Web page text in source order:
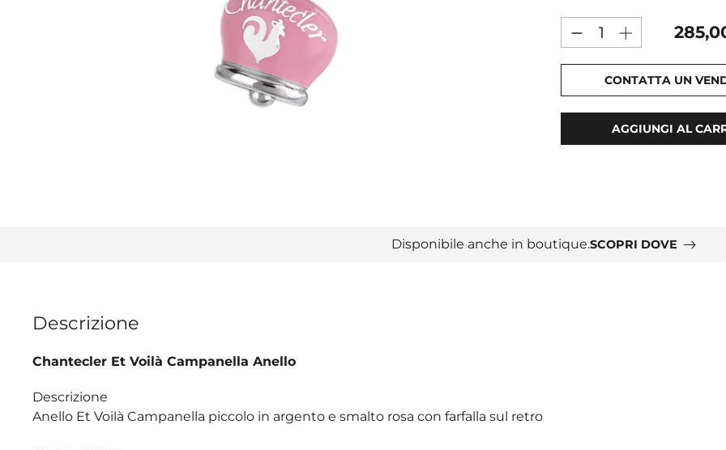
CONTATTA UN
AGGIUNGI AL
Disponibile anche in boutique.SCOPRI DOVE
Descrizione
Chantecler Et Voilà Campanella Anello
Descrizione
Anello Et Voilà Campanella piccolo in argento e smalto rosa con farfalla sul retro